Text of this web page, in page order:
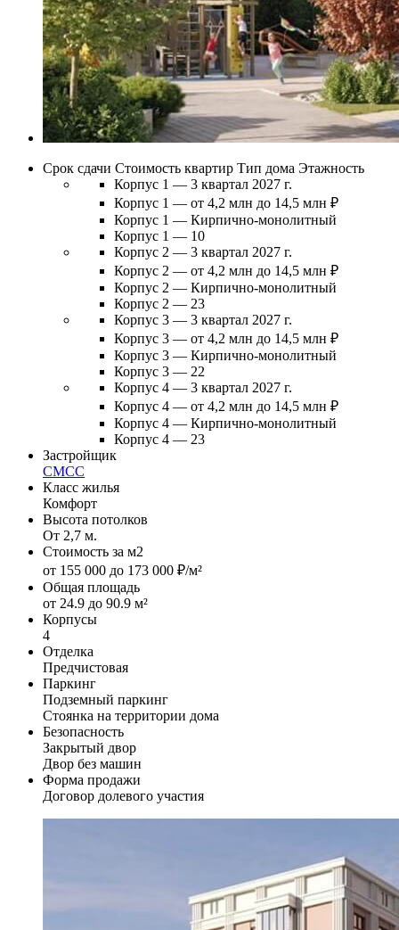
Срок сдачи Стоимость квартир Тип дома Этажность
Корпус 1 — 3 квартал 2027 г.
Корпус 1 — от 4,2 млн до 14,5 млн ₽
Корпус 1 — Кирпично-монолитный
Корпус 1 — 10
Корпус 2 — 3 квартал 2027 г.
Корпус 2 — от 4,2 млн до 14,5 млн ₽
Корпус 2 — Кирпично-монолитный
Корпус 2 — 23
Корпус 3 — 3 квартал 2027 г.
Корпус 3 — от 4,2 млн до 14,5 млн ₽
Корпус 3 — Кирпично-монолитный
Корпус 3 — 22
Корпус 4 — 3 квартал 2027 г.
Корпус 4 — от 4,2 млн до 14,5 млн ₽
Корпус 4 — Кирпично-монолитный
Корпус 4 — 23
Застройщик
СМСС
Класс жилья
Комфорт
Высота потолков
От 2,7 м.
Стоимость за м2
от 155 000 до 173 000 ₽/м²
Общая площадь
от 24.9 до 90.9 м²
Корпусы
4
Отделка
Предчистовая
Паркинг
Подземный паркинг
Стоянка на территории дома
Безопасность
Закрытый двор
Двор без машин
Форма продажи
Договор долевого участия